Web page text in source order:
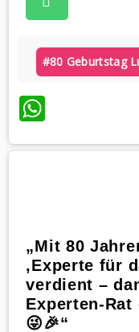
#80 Geburtstag
„Mit 80
‚Experte für
verdient –
Experten-
😜🎉“